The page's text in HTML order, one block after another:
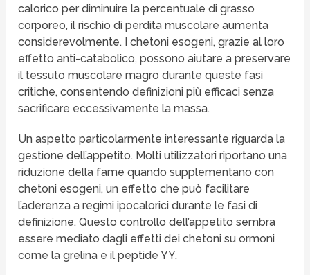
calorico per diminuire la percentuale di grasso
corporeo, il rischio di perdita muscolare aumenta
considerevolmente. I chetoni esogeni, grazie al loro
effetto anti-catabolico, possono aiutare a preservare
il tessuto muscolare magro durante queste fasi
critiche, consentendo definizioni più efficaci senza
sacrificare eccessivamente la massa.
Un aspetto particolarmente interessante riguarda la
gestione dell’appetito. Molti utilizzatori riportano una
riduzione della fame quando supplementano con
chetoni esogeni, un effetto che può facilitare
l’aderenza a regimi ipocalorici durante le fasi di
definizione. Questo controllo dell’appetito sembra
essere mediato dagli effetti dei chetoni su ormoni
come la grelina e il peptide YY.